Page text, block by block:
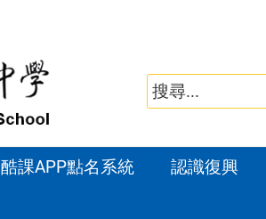
酷課APP點名系統 認識復興